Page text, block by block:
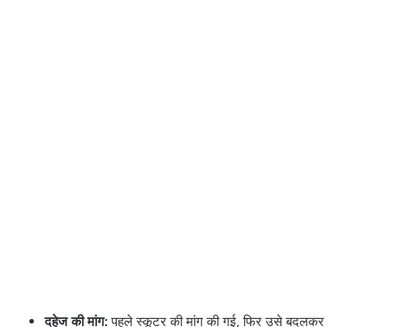
दहेज की मांग:पहले स्कूटर की मांग की गई, फिर उसे बदलकर